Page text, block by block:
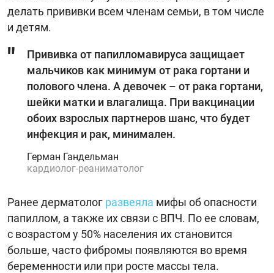
делать прививки всем членам семьи, в том числе
и детям.
Прививка от папилломавируса защищает
мальчиков как минимум от рака гортани и
полового члена. А девочек – от рака гортани,
шейки матки и влагалища. При вакцинации
обоих взрослых партнеров шанс, что будет
инфекция и рак, минимален.
Герман Гандельман
кардиолог-реаниматолог
Ранее дерматолог развеяла мифы об опасности
папиллом, а также их связи с ВПЧ. По ее словам,
с возрастом у 50% населения их становится
больше, часто фибромы появляются во время
беременности или при росте массы тела.